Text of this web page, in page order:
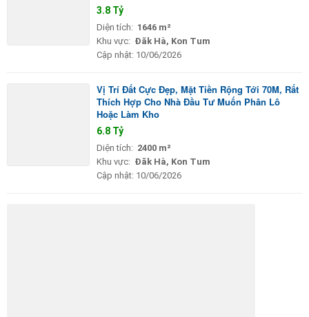
3.8 Tỷ
Diện tích: 1646 m²
Khu vực: Đăk Hà, Kon Tum
Cập nhật: 10/06/2026
Vị Trí Đất Cực Đẹp, Mặt Tiền Rộng Tới 70M, Rất
Thích Hợp Cho Nhà Đầu Tư Muốn Phân Lô
Hoặc Làm Kho
6.8 Tỷ
Diện tích: 2400 m²
Khu vực: Đăk Hà, Kon Tum
Cập nhật: 10/06/2026